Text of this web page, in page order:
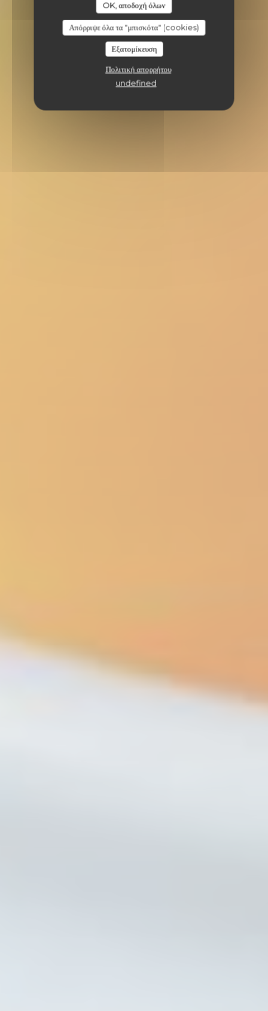
OK, αποδοχή όλων
Απόρριψε όλα τα "μπισκότα" (cookies)
Εξατομίκευση
Πολιτική απορρήτου
undefined